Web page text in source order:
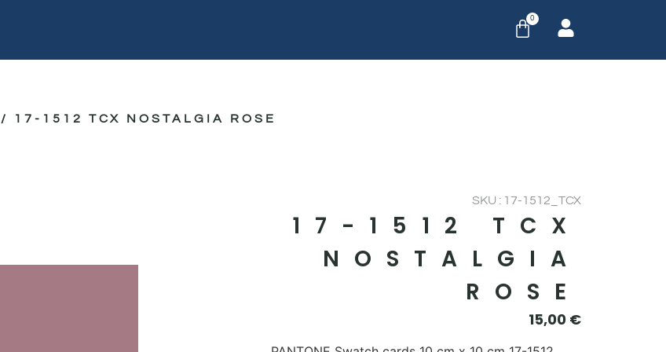
0
/ 17-1512 TCX NOSTALGIA ROSE
SKU : 17-1512_TCX
17-1512 TCX
NOSTALGIA
ROSE
15,00 €